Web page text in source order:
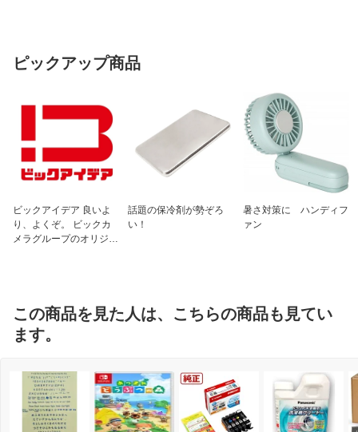
ピックアップ商品
ビックアイデア 良いよ
り、よくぞ。 ビックカ
メラグループのオリジナ
話題の保冷剤が勢ぞろ
い！
暑さ対策に ハンディフ
ァン
この商品を見た人は、こちらの商品も見てい
ます。